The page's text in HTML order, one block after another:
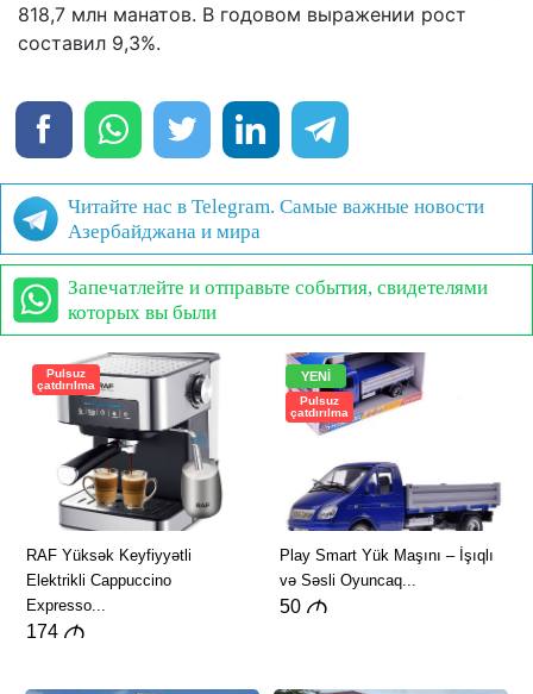
818,7 млн манатов. В годовом выражении рост
составил 9,3%.
Читайте нас в Telegram. Самые важные новости
Азербайджана и мира
Запечатлейте и отправьте события, свидетелями
которых вы были